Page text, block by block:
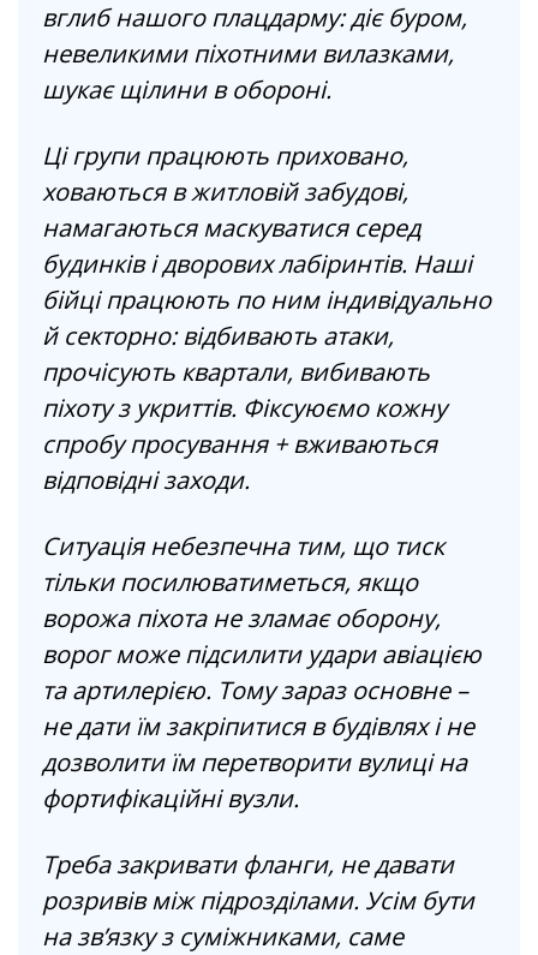
вглиб нашого плацдарму: діє буром,
невеликими піхотними вилазками,
шукає щілини в обороні.
Ці групи працюють приховано,
ховаються в житловій забудові,
намагаються маскуватися серед
будинків і дворових лабіринтів. Наші
бійці працюють по ним індивідуально
й секторно: відбивають атаки,
прочісують квартали, вибивають
піхоту з укриттів. Фіксуюємо кожну
спробу просування + вживаються
відповідні заходи.
Ситуація небезпечна тим, що тиск
тільки посилюватиметься, якщо
ворожа піхота не зламає оборону,
ворог може підсилити удари авіацією
та артилерією. Тому зараз основне –
не дати їм закріпитися в будівлях і не
дозволити їм перетворити вулиці на
фортифікаційні вузли.
Треба закривати фланги, не давати
розривів між підрозділами. Усім бути
на зв’язку з суміжниками, саме